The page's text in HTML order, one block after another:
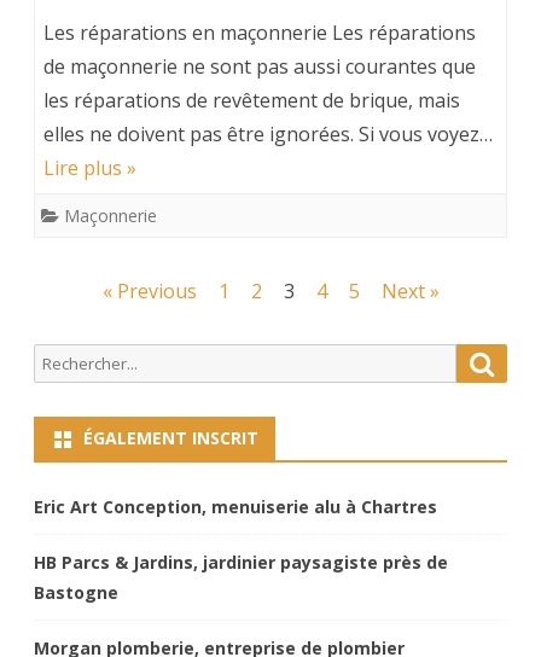
Les réparations en maçonnerie Les réparations
de maçonnerie ne sont pas aussi courantes que
les réparations de revêtement de brique, mais
elles ne doivent pas être ignorées. Si vous voyez…
Lire plus »
Maçonnerie
Navigation
articles
« Previous 1 2 3 4 5 Next »
Search
for:
ÉGALEMENT INSCRIT
Eric Art Conception, menuiserie alu à Chartres
HB Parcs & Jardins, jardinier paysagiste près de
Bastogne
Morgan plomberie, entreprise de plombier